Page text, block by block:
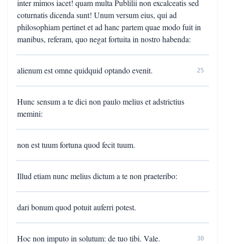
inter mimos iacet! quam multa Publilii non excalceatis sed
coturnatis dicenda sunt! Unum versum eius, qui ad
philosophiam pertinet et ad hanc partem quae modo fuit in
manibus, referam, quo negat fortuita in nostro habenda:
alienum est omne quidquid optando evenit. 25
Hunc sensum a te dici non paulo melius et adstrictius
memini:
non est tuum fortuna quod fecit tuum.
Illud etiam nunc melius dictum a te non praeteribo:
dari bonum quod potuit auferri potest.
Hoc non imputo in solutum: de tuo tibi. Vale. 30